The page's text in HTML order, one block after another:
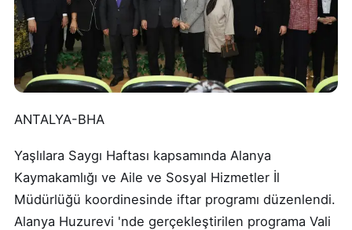
ANTALYA-BHA
Yaşlılara Saygı Haftası kapsamında Alanya
Kaymakamlığı ve Aile ve Sosyal Hizmetler İl
Müdürlüğü koordinesinde iftar programı düzenlendi.
Alanya Huzurevi 'nde gerçekleştirilen programa Vali